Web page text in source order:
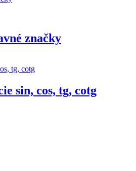
značky
sin, cos, tg, cotg